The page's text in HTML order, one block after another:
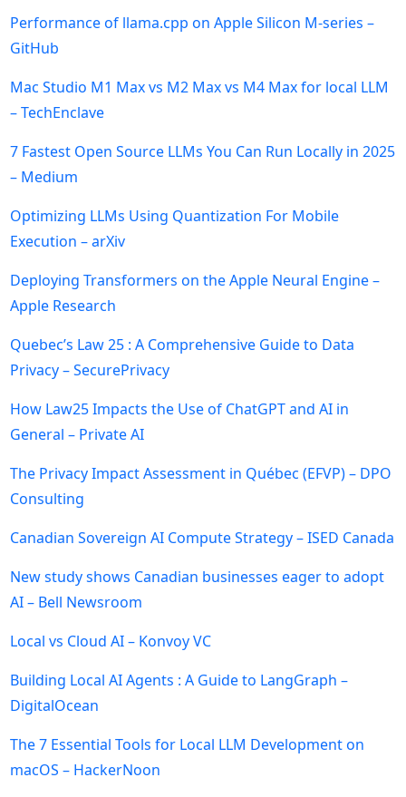
Performance of llama.cpp on Apple Silicon M-series –
GitHub
Mac Studio M1 Max vs M2 Max vs M4 Max for local LLM
– TechEnclave
7 Fastest Open Source LLMs You Can Run Locally in 2025
– Medium
Optimizing LLMs Using Quantization For Mobile
Execution – arXiv
Deploying Transformers on the Apple Neural Engine –
Apple Research
Quebec’s Law 25 : A Comprehensive Guide to Data
Privacy – SecurePrivacy
How Law25 Impacts the Use of ChatGPT and AI in
General – Private AI
The Privacy Impact Assessment in Québec (EFVP) – DPO
Consulting
Canadian Sovereign AI Compute Strategy – ISED Canada
New study shows Canadian businesses eager to adopt
AI – Bell Newsroom
Local vs Cloud AI – Konvoy VC
Building Local AI Agents : A Guide to LangGraph –
DigitalOcean
The 7 Essential Tools for Local LLM Development on
macOS – HackerNoon